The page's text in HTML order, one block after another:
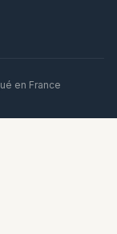
en France